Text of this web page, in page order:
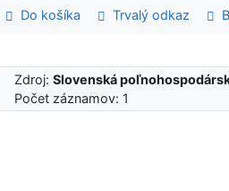
Do košíka Trvalý odkaz
Zdroj:Slovenská
Počet záznamov: 1